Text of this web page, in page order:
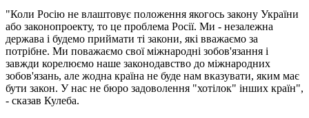
"Коли Росію не влаштовує положення якогось закону України
або законопроекту, то це проблема Росії. Ми - незалежна
держава і будемо приймати ті закони, які вважаємо за
потрібне. Ми поважаємо свої міжнародні зобов'язання і
завжди корелюємо наше законодавство до міжнародних
зобов'язань, але жодна країна не буде нам вказувати, яким має
бути закон. У нас не бюро задоволення "хотілок" інших країн",
- сказав Кулеба.